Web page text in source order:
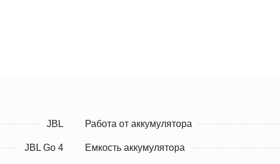
JBL
JBL Go 4
Работа от аккумулятора
Емкость аккумулятора